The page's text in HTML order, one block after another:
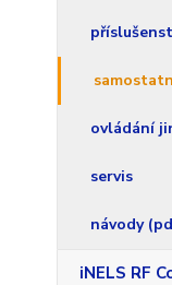
ovládání
servis
návody
iNELS RF